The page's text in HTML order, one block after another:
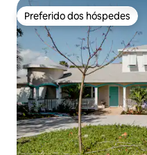
Preferido dos hóspedes
Preferido dos hóspedes